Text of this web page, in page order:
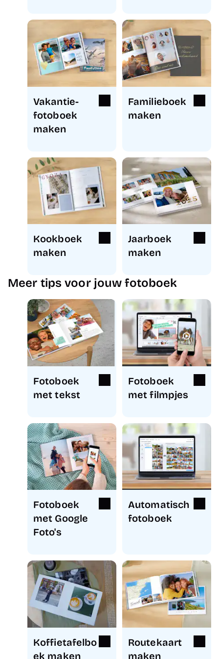
Vakantie-
fotoboek
maken
Familieboek
maken
Kookboek
maken
Jaarboek
maken
Meer tips voor jouw fotoboek
Fotoboek
met tekst
Fotoboek
met filmpjes
Fotoboek
met Google
Foto's
Automatisch
fotoboek
Koffietafelbo
ek maken
Routekaart
maken